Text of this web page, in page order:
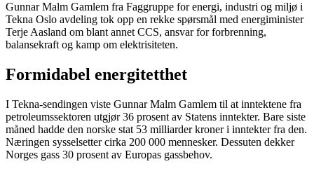
Gunnar Malm Gamlem fra Faggruppe for energi, industri og miljø i
Tekna Oslo avdeling tok opp en rekke spørsmål med energiminister
Terje Aasland om blant annet CCS, ansvar for forbrenning,
balansekraft og kamp om elektrisiteten.
Formidabel energitetthet
I Tekna-sendingen viste Gunnar Malm Gamlem til at inntektene fra
petroleumssektoren utgjør 36 prosent av Statens inntekter. Bare siste
måned hadde den norske stat 53 milliarder kroner i inntekter fra den.
Næringen sysselsetter cirka 200 000 mennesker. Dessuten dekker
Norges gass 30 prosent av Europas gassbehov.